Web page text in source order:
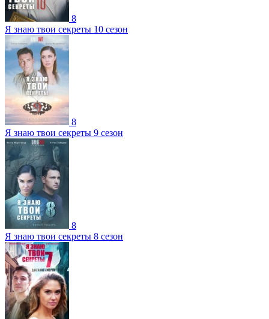
8
Я знаю твои секреты 10 сезон
8
Я знаю твои секреты 9 сезон
8
Я знаю твои секреты 8 сезон